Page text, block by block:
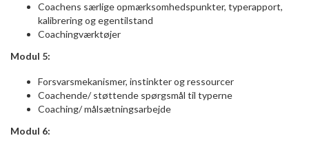
Coachens særlige opmærksomhedspunkter, typerapport,
kalibrering og egentilstand
Coachingværktøjer
Modul 5:
Forsvarsmekanismer, instinkter og ressourcer
Coachende/ støttende spørgsmål til typerne
Coaching/ målsætningsarbejde
Modul 6: